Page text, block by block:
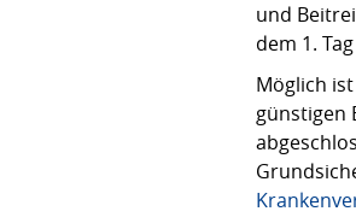
und
dem 1.
Möglich
günstigen